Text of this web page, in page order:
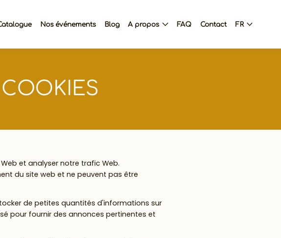
Nos événements Blog A propos FAQ Contact FR
et analyser notre trafic Web.
du site web et ne peuvent pas être
de petites quantités d'informations sur
pour fournir des annonces pertinentes et